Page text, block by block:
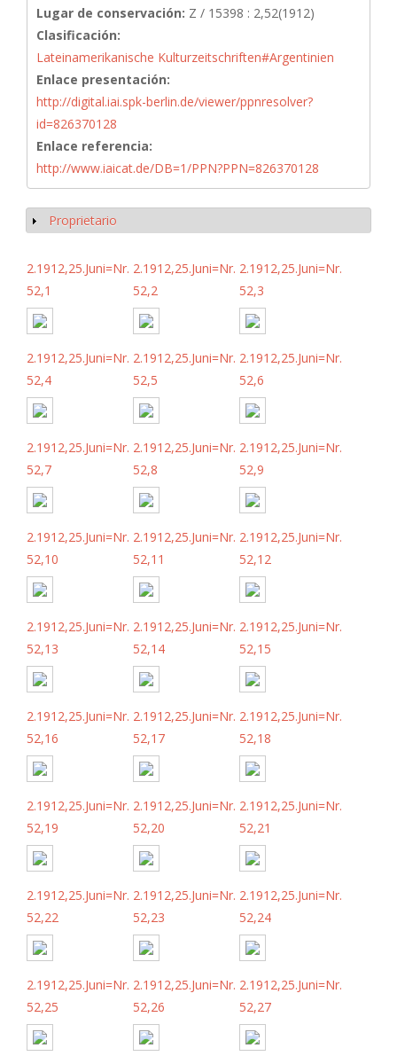
Lugar de conservación: Z / 15398 : 2,52(1912)
Clasificación:
Lateinamerikanische Kulturzeitschriften#Argentinien
Enlace presentación:
http://digital.iai.spk-berlin.de/viewer/ppnresolver?
id=826370128
Enlace referencia:
http://www.iaicat.de/DB=1/PPN?PPN=826370128
Mostrar
Proprietario
2.1912,25.Juni=Nr.
52,1
2.1912,25.Juni=Nr.
52,2
2.1912,25.Juni=Nr.
52,3
2.1912,25.Juni=Nr.
52,4
2.1912,25.Juni=Nr.
52,5
2.1912,25.Juni=Nr.
52,6
2.1912,25.Juni=Nr.
52,7
2.1912,25.Juni=Nr.
52,8
2.1912,25.Juni=Nr.
52,9
2.1912,25.Juni=Nr.
52,10
2.1912,25.Juni=Nr.
52,11
2.1912,25.Juni=Nr.
52,12
2.1912,25.Juni=Nr.
52,13
2.1912,25.Juni=Nr.
52,14
2.1912,25.Juni=Nr.
52,15
2.1912,25.Juni=Nr.
52,16
2.1912,25.Juni=Nr.
52,17
2.1912,25.Juni=Nr.
52,18
2.1912,25.Juni=Nr.
52,19
2.1912,25.Juni=Nr.
52,20
2.1912,25.Juni=Nr.
52,21
2.1912,25.Juni=Nr.
52,22
2.1912,25.Juni=Nr.
52,23
2.1912,25.Juni=Nr.
52,24
2.1912,25.Juni=Nr.
52,25
2.1912,25.Juni=Nr.
52,26
2.1912,25.Juni=Nr.
52,27